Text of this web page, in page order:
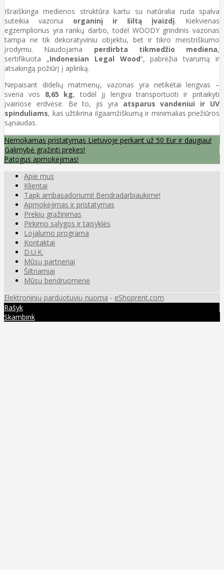
Išraiškinga medienos struktūra kartu su natūralia ruda spalva
suteikia vazonui organinį ir šiltą įvaizdį. Kiekvienas
egzempliorius yra rankų darbo, todėl WOODY grindinis vazonas
tampa ne tik dekoratyviniu objektu, bet ir tikro meistriškumo
įrodymu. Naudojama perdirbta tikmedžio mediena,
sertifikuota „Indonesian Legal Wood“, pabrėžia tvarumą ir
atsakingą požiūrį į aplinką.
Nepaisant didelių matmenų, vazonas yra netikėtai lengvas –
sveria vos 8,65 kg, todėl jį lengva transportuoti ir pritaikyti
įvairiose erdvėse. Be to, jis yra atsparus vandeniui ir UV
spinduliams, kas užtikrina ilgaamžiškumą ir minimalias priežiūros
sąnaudas.
Nemokamas pristatymas Lietuvoje perkant už 50 Eur ir daugiau!
Galimybė grąžinti prekes!
Patogus apmokėjimas!
Apie mus
Klientai
Tapk ambasadoriumi! Bendradarbiaukime!
Apmokėjimas ir pristatymas
Prekių grąžinimas
Pirkimo sąlygos ir taisyklės
Lojalumo programa
Kontaktai
D.U.K.
Mūsų partneriai
Šiltnamiai
Mūsų bendruomenė
Elektroninių parduotuvių nuoma - eShoprent.com
Rašyk
Skambink